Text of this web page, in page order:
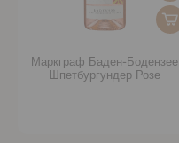
Маркграф Баден-Бодензее
Шпетбургундер Розе